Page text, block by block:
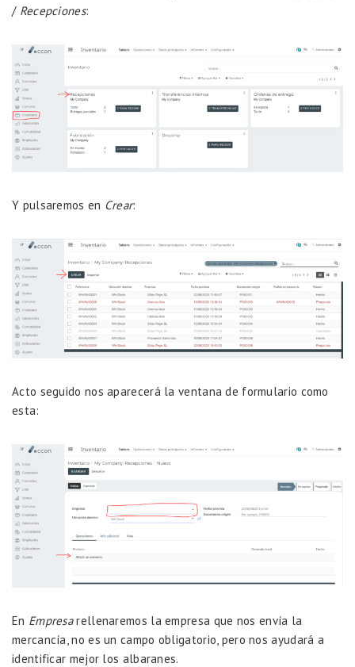
/ Recepciones:
Y pulsaremos en Crear:
Acto seguido nos aparecerá la ventana de formulario como
esta:
En Empresarellenaremos la empresa que nos envía la
mercancía, no es un campo obligatorio, pero nos ayudará a
identificar mejor los albaranes.